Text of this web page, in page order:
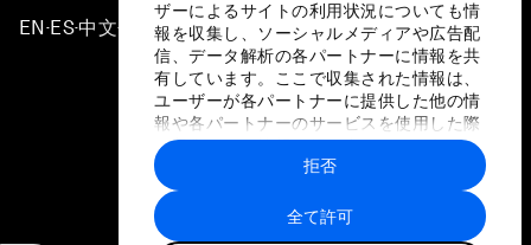
ザーによるサイトの利用状況についても情
報を収集し、ソーシャルメディアや広告配
信、データ解析の各パートナーに情報を共
有しています。ここで収集された情報は、
ユーザーが各パートナーに提供した他の情
報や各パートナーのサービスを使用した際
に収集された情報と組み合わされ、各パー
トナーによって使用されることがありま
す。
全て許可
拒否
EN ▪ES▪中文▪ 日本語
プライバシーポリシーと利用規約
サイトマップ